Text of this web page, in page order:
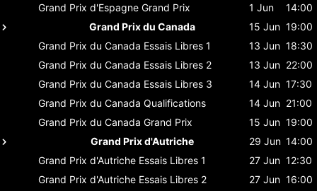
Grand Prix d'Espagne Grand Prix 1 Jun
14:00
Grand Prix du Canada
15 Jun 19:00
Grand Prix du Canada Essais Libres 1 13 Jun 18:30
Grand Prix du Canada Essais Libres 2 13 Jun 22:00
Grand Prix du Canada Essais Libres 3 14 Jun 17:30
Grand Prix du Canada Qualifications 14 Jun 21:00
Grand Prix du Canada Grand Prix 15 Jun 19:00
Grand Prix d'Autriche
29 Jun 14:00
Grand Prix d'Autriche Essais Libres 1 27 Jun 12:30
Grand Prix d'Autriche Essais Libres 2 27 Jun 16:00